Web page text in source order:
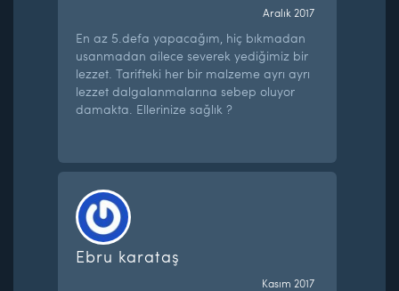
Aralık 2017
En az 5.defa yapacağım, hiç bıkmadan
usanmadan ailece severek yediğimiz bir
lezzet. Tarifteki her bir malzeme ayrı ayrı
lezzet dalgalanmalarına sebep oluyor
damakta. Ellerinize sağlık ?
Ebru karataş
Kasım 2017